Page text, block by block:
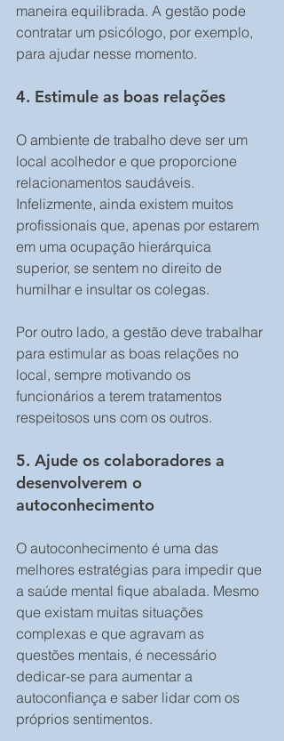
maneira equilibrada. A gestão pode
contratar um psicólogo, por exemplo,
para ajudar nesse momento.
4. Estimule as boas relações
O ambiente de trabalho deve ser um
local acolhedor e que proporcione
relacionamentos saudáveis.
Infelizmente, ainda existem muitos
profissionais que, apenas por estarem
em uma ocupação hierárquica
superior, se sentem no direito de
humilhar e insultar os colegas.
Por outro lado, a gestão deve trabalhar
para estimular as boas relações no
local, sempre motivando os
funcionários a terem tratamentos
respeitosos uns com os outros.
5. Ajude os colaboradores a
desenvolverem o
autoconhecimento
O autoconhecimento é uma das
melhores estratégias para impedir que
a saúde mental fique abalada. Mesmo
que existam muitas situações
complexas e que agravam as
questões mentais, é necessário
dedicar-se para aumentar a
autoconfiança e saber lidar com os
próprios sentimentos.